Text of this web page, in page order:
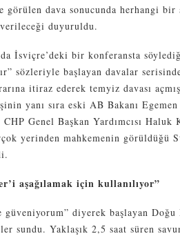
görülen dava sonucunda herhangi bir
duyuruldu.
İsviçre’deki bir konferansta
sözleriyle başlayan davalar
itiraz ederek temyiz davası
yanı sıra eski AB Bakanı
Genel Başkan Yardımcısı
yerinden mahkemenin görüldüğü
aşağılamak için kullanılıyor”
güveniyorum” diyerek başlayan
sundu. Yaklaşık 2,5 saat süren